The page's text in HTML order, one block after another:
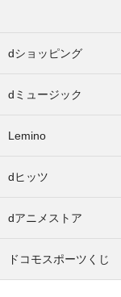
dショッピング
dミュージック
Lemino
dヒッツ
dアニメストア
ドコモスポーツくじ